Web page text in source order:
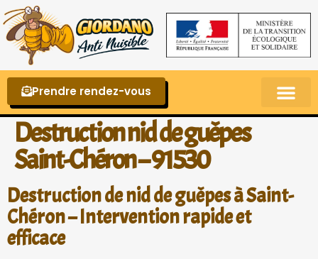
Prendre rendez-vous
Destruction nid de guêpes
Saint-Chéron – 91530
Destruction de nid de guêpes à Saint-
Chéron – Intervention rapide et
efficace